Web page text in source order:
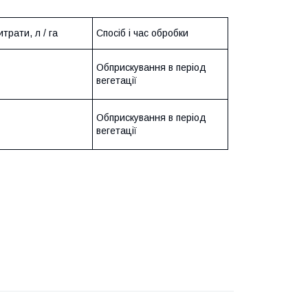
л / га Спосіб і час обробки
Обприскування в період
вегетації
Обприскування в період
вегетації